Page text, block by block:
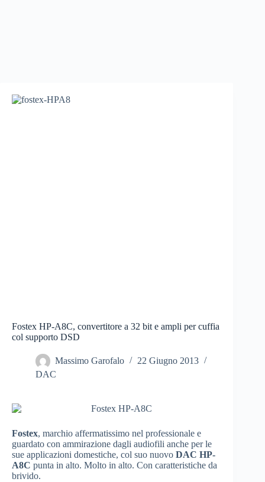
Fostex HP-A8C, convertitore a 32 bit e ampli per cuffia
col supporto DSD
Massimo Garofalo
22 Giugno 2013
DAC
Fostex, marchio affermatissimo nel professionale e
guardato con ammirazione dagli audiofili anche per le
sue applicazioni domestiche, col suo nuovo DAC HP-
A8C punta in alto. Molto in alto. Con caratteristiche da
brivido.